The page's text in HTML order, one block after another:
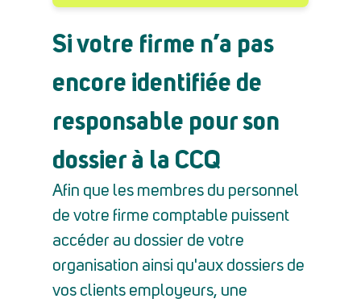
Si votre firme n’a pas
encore identifiée de
responsable pour son
dossier à la CCQ
Afin que les membres du personnel
de votre firme comptable puissent
accéder au dossier de votre
organisation ainsi qu'aux dossiers de
vos clients employeurs, une